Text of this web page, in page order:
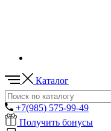
Каталог
+7(985) 575-99-49
Получить бонусы